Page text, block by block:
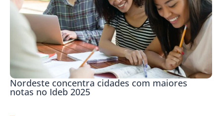
Nordeste concentra cidades com maiores
notas no Ideb 2025